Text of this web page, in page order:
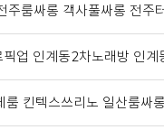
룸싸롱 객사풀싸롱 전주
인계동2차노래방 인계
킨텍스쓰리노 일산룸싸